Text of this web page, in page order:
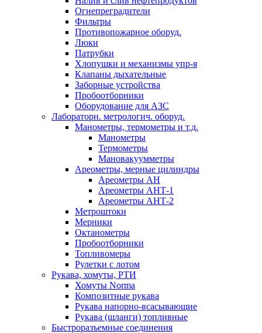
Огнепреградители
Фильтры
Противопожарное оборуд.
Люки
Патрубки
Хлопушки и механизмы упр-я
Клапаны дыхательные
Заборные устройства
Пробоотборники
Оборудование для АЗС
Лабораторн. метрологич. оборуд.
Манометры, термометры и т.д.
Манометры
Термометры
Мановакуумметры
Ареометры, мерные цилиндры
Ареометры АН
Ареометры АНТ-1
Ареометры АНТ-2
Метроштоки
Мерники
Октанометры
Пробоотборники
Топливомеры
Рулетки с лотом
Рукава, хомуты, РТИ
Хомуты Norma
Композитные рукава
Рукава напорно-всасывающие
Рукава (шланги) топливные
Быстроразъемные соединения